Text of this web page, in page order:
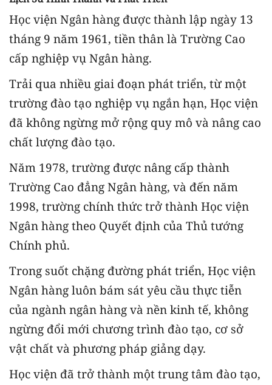
Học viện Ngân hàng được thành lập ngày 13
tháng 9 năm 1961, tiền thân là Trường Cao
cấp nghiệp vụ Ngân hàng.
Trải qua nhiều giai đoạn phát triển, từ một
trường đào tạo nghiệp vụ ngắn hạn, Học viện
đã không ngừng mở rộng quy mô và nâng cao
chất lượng đào tạo.
Năm 1978, trường được nâng cấp thành
Trường Cao đẳng Ngân hàng, và đến năm
1998, trường chính thức trở thành Học viện
Ngân hàng theo Quyết định của Thủ tướng
Chính phủ.
Trong suốt chặng đường phát triển, Học viện
Ngân hàng luôn bám sát yêu cầu thực tiễn
của ngành ngân hàng và nền kinh tế, không
ngừng đổi mới chương trình đào tạo, cơ sở
vật chất và phương pháp giảng dạy.
Học viện đã trở thành một trung tâm đào tạo,